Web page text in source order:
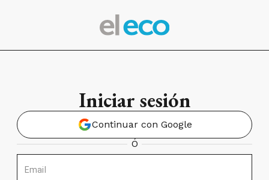
Iniciar sesión
Continuar con Google
Ó
Email